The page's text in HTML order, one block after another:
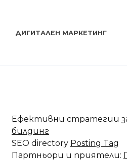
ДИГИТАЛЕН МАРКЕТИНГ
Ефективни стратегии
билдинг
SEO directory Posting Tag
Партньори и приятели: